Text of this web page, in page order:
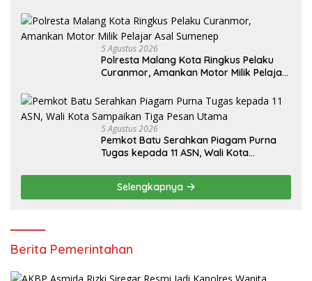
5 Agustus 2026
Polresta Malang Kota Ringkus Pelaku
Curanmor, Amankan Motor Milik Pelajar
5 Agustus 2026
Pemkot Batu Serahkan Piagam Purna
Tugas kepada 11 ASN, Wali Kota
Selengkapnya
Berita Pemerintahan